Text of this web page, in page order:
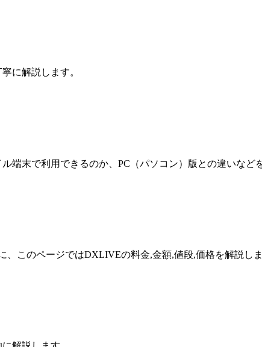
に解説します。
端末で利用できるのか、PC（パソコン）版との違いなど
このページではDXLIVEの料金,金額,値段,価格を解説しま